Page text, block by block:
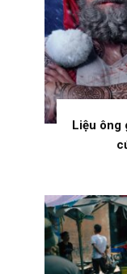
Liệu ông